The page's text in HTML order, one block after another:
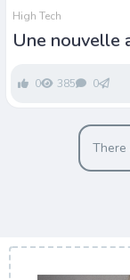
High Tech
Une nouvelle
0 385 0
There